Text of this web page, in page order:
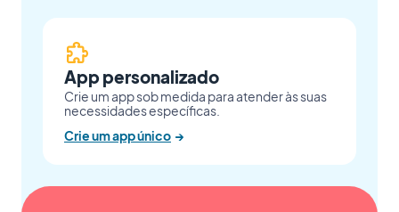
App personalizado
Crie um app sob medida para atender às suas
necessidades específicas.
Crie um app único →